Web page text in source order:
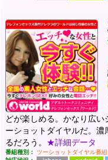
どが楽しめる。かなり広
ーショットダイヤルだ。
るだろう。 ★詳細データ
番組種別：
ツーショットダイヤル番組